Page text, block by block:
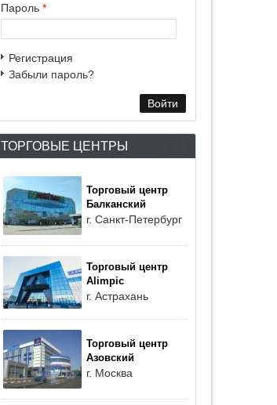
Пароль *
Регистрация
Забыли пароль?
ТОРГОВЫЕ ЦЕНТРЫ
Торговый центр
Балканский
г. Санкт-Петербург
Торговый центр
Alimpic
г. Астрахань
Торговый центр
Азовский
г. Москва